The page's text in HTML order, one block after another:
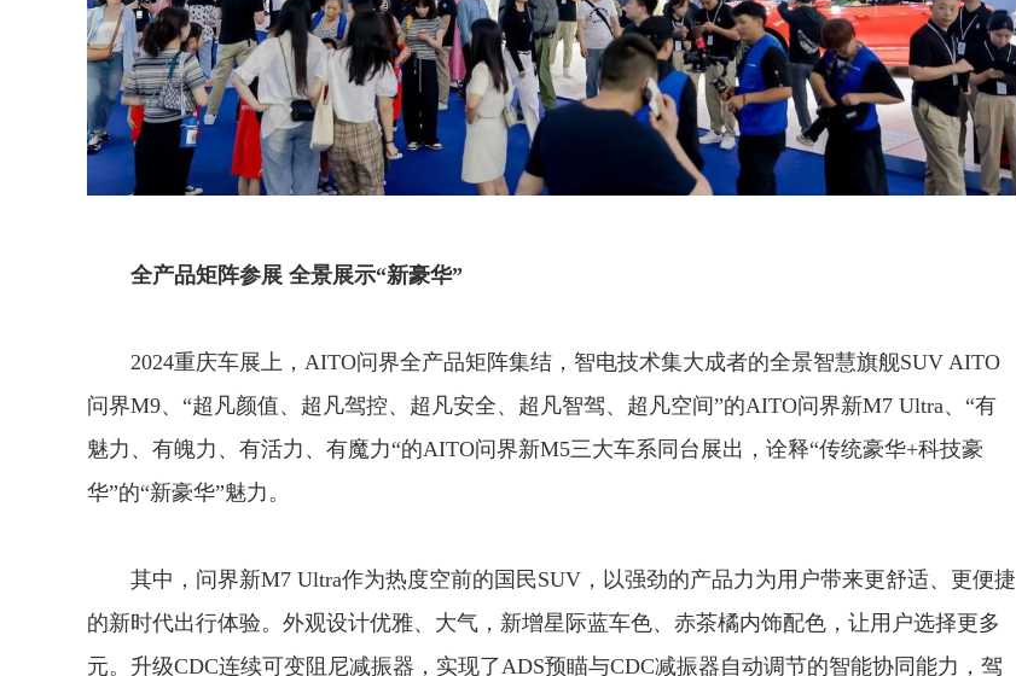
全产品矩阵参展 全景展示“新豪华”
2024重庆车展上，AITO问界全产品矩阵集结，智电技术集大成者的全景智慧旗舰SUV AITO
问界M9、“超凡颜值、超凡驾控、超凡安全、超凡智驾、超凡空间”的AITO问界新M7 Ultra、“有
魅力、有魄力、有活力、有魔力“的AITO问界新M5三大车系同台展出，诠释“传统豪华+科技豪
华”的“新豪华”魅力。
其中，问界新M7 Ultra作为热度空前的国民SUV，以强劲的产品力为用户带来更舒适、更便捷
的新时代出行体验。外观设计优雅、大气，新增星际蓝车色、赤茶橘内饰配色，让用户选择更多
元。升级CDC连续可变阻尼减振器，实现了ADS预瞄与CDC减振器自动调节的智能协同能力，驾